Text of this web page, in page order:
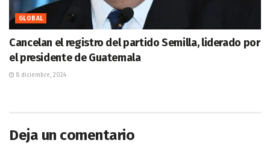
GLOBAL
Cancelan el registro del partido Semilla, liderado por
el presidente de Guatemala
8 diciembre, 2024
Deja un comentario